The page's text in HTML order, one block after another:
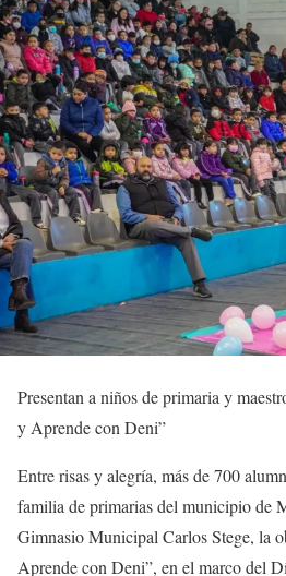
Presentan a niños de primaria y
y Aprende con Deni”
Entre risas y alegría, más de 700
familia de primarias del municipio de
Gimnasio Municipal Carlos Stege, la
Aprende con Deni”, en el marco del